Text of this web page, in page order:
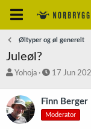
Øltyper og øl generelt
Juleøl?
T
å
d
s
Yohoja
S
r
t
17 Jun
Finn Berger
Moderator